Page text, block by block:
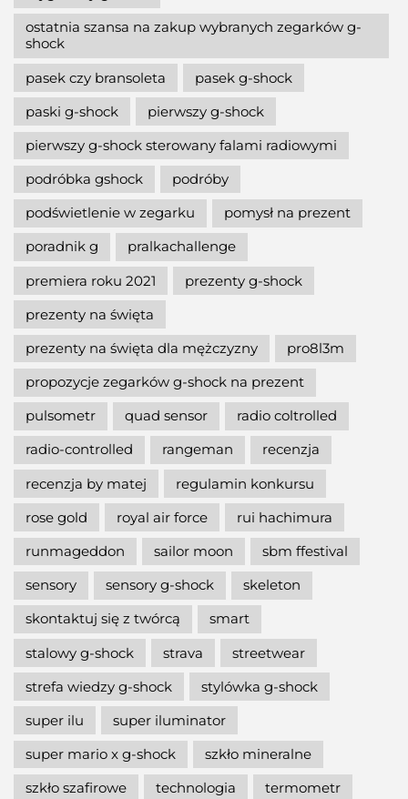
ostatnia szansa na zakup wybranych zegarków g-
shock
pasek czy bransoleta
pasek g-shock
paski g-shock
pierwszy g-shock
pierwszy g-shock sterowany falami radiowymi
podróbka gshock
podróby
podświetlenie w zegarku
pomysł na prezent
poradnik g
pralkachallenge
premiera roku 2021
prezenty g-shock
prezenty na święta
prezenty na święta dla mężczyzny
pro8l3m
propozycje zegarków g-shock na prezent
pulsometr
quad sensor
radio coltrolled
radio-controlled
rangeman
recenzja
recenzja by matej
regulamin konkursu
rose gold
royal air force
rui hachimura
runmageddon
sailor moon
sbm ffestival
sensory
sensory g-shock
skeleton
skontaktuj się z twórcą
smart
stalowy g-shock
strava
streetwear
strefa wiedzy g-shock
stylówka g-shock
super ilu
super iluminator
super mario x g-shock
szkło mineralne
szkło szafirowe
technologia
termometr